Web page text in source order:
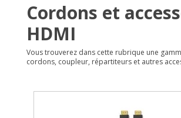
Cordons et
HDMI
Vous trouverez dans cette rubrique une
cordons, coupleur, répartiteurs et autres